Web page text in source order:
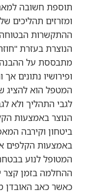
תוספת חשובה
ההתקשרות
הנוצרת בעזרת
מתבססת על ההבנה
ופירושיו נתונים
המטפל הוא להציג
לגבי התהליך ולא
הנוצר באמצעות
ביטחון וקירבה
באמצעות הקלפים
המטופל לנוע
ההחלמה בזמן קצר
כאשר כאב האובדן